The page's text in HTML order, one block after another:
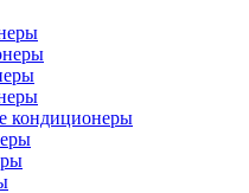
кондиционеры